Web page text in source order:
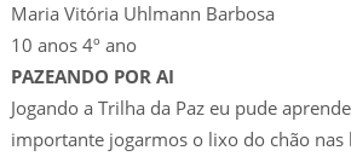
Maria Vitória Uhlmann Barbosa
10 anos 4º ano
PAZEANDO POR AI
Jogando a Trilha da Paz eu pude
importante jogarmos o lixo do chão nas